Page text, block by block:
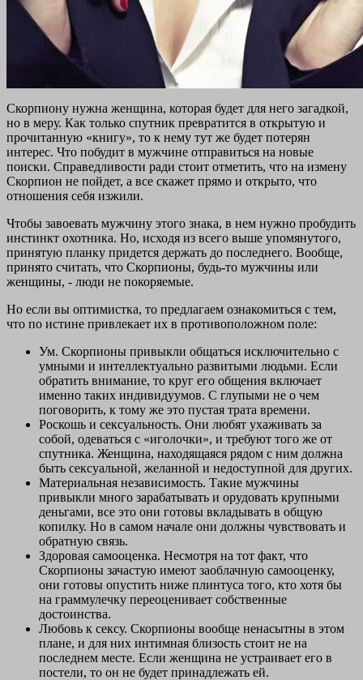
Скорпиону нужна женщина, которая будет для него загадкой,
но в меру. Как только спутник превратится в открытую и
прочитанную «книгу», то к нему тут же будет потерян
интерес. Что побудит в мужчине отправиться на новые
поиски. Справедливости ради стоит отметить, что на измену
Скорпион не пойдет, а все скажет прямо и открыто, что
отношения себя изжили.
Чтобы завоевать мужчину этого знака, в нем нужно пробудить
инстинкт охотника. Но, исходя из всего выше упомянутого,
принятую планку придется держать до последнего. Вообще,
принято считать, что Скорпионы, будь-то мужчины или
женщины, - люди не покоряемые.
Но если вы оптимистка, то предлагаем ознакомиться с тем,
что по истине привлекает их в противоположном поле:
Ум. Скорпионы привыкли общаться исключительно с
умными и интеллектуально развитыми людьми. Если
обратить внимание, то круг его общения включает
именно таких индивидуумов. С глупыми не о чем
поговорить, к тому же это пустая трата времени.
Роскошь и сексуальность. Они любят ухаживать за
собой, одеваться с «иголочки», и требуют того же от
спутника. Женщина, находящаяся рядом с ним должна
быть сексуальной, желанной и недоступной для других.
Материальная независимость. Такие мужчины
привыкли много зарабатывать и орудовать крупными
деньгами, все это они готовы вкладывать в общую
копилку. Но в самом начале они должны чувствовать и
обратную связь.
Здоровая самооценка. Несмотря на тот факт, что
Скорпионы зачастую имеют заоблачную самооценку,
они готовы опустить ниже плинтуса того, кто хотя бы
на граммулечку переоценивает собственные
достоинства.
Любовь к сексу. Скорпионы вообще ненасытны в этом
плане, и для них интимная близость стоит не на
последнем месте. Если женщина не устраивает его в
постели, то он не будет принадлежать ей.